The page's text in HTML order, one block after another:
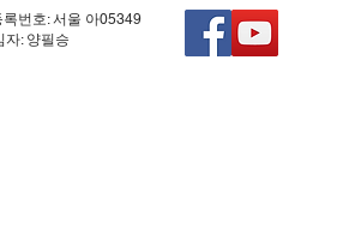
번호: 서울 아05349
: 양필승